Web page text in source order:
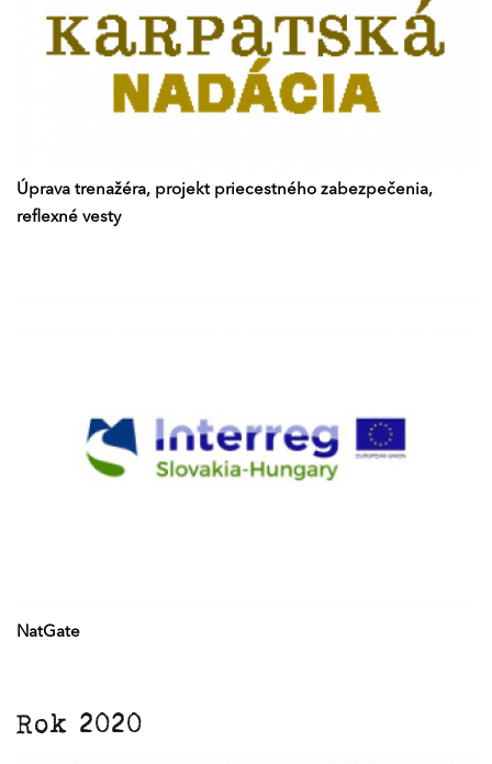
Úprava trenažéra, projekt priecestného zabezpečenia,
reflexné vesty
NatGate
Rok 2020